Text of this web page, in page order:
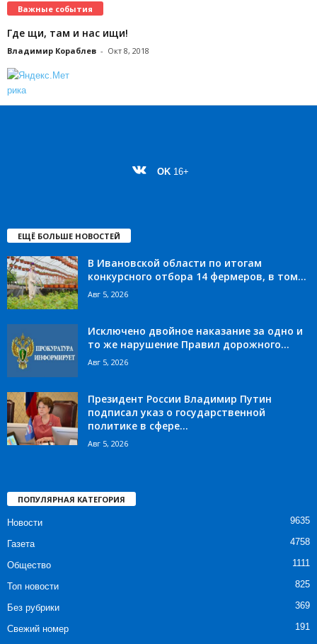
Важные события
Где щи, там и нас ищи!
Владимир Кораблев - Окт 8, 2018
OK 16+
ЕЩЁ БОЛЬШЕ НОВОСТЕЙ
В Ивановской области по итогам
конкурсного отбора 14 фермеров, в том...
Авг 5, 2026
Исключено двойное наказание за одно и
то же нарушение Правил дорожного...
Авг 5, 2026
Президент России Владимир Путин
подписал указ о государственной
политике в сфере...
Авг 5, 2026
ПОПУЛЯРНАЯ КАТЕГОРИЯ
Новости 9635
Газета 4758
Общество 1111
Топ новости 825
Без рубрики 369
Свежий номер
191